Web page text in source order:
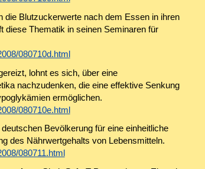
die Blutzuckerwerte nach dem Essen in ihren
diese Thematik in seinen Seminaren für
080710d.html
lohnt es sich, über eine
nachzudenken, die eine effektive Senkung
ermöglichen.
080710e.html
Bevölkerung für eine einheitliche
des Nährwertgehalts von Lebensmitteln.
080711.html